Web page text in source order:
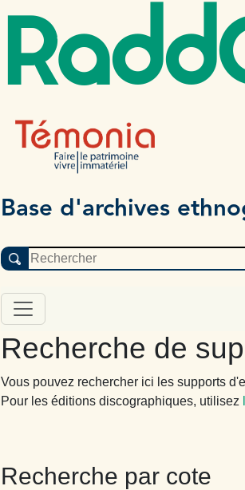
Base d'archives
Recherche de
Vous pouvez rechercher ici les supports
Pour les éditions discographiques, utilisez
Recherche par cote